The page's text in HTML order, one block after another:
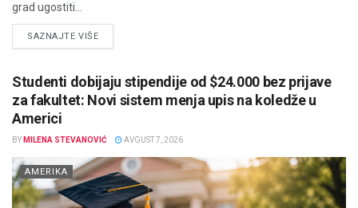
grad ugostiti...
SAZNAJTE VIŠEDETAILS
Studenti dobijaju stipendije od $24.000 bez prijave
za fakultet: Novi sistem menja upis na koledže u
Americi
BY MILENA STEVANOVIĆ AVGUST 7, 2026
AMERIKA